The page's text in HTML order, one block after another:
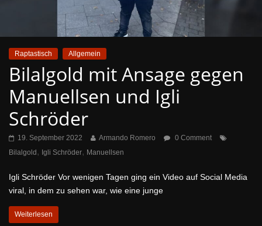
Raptastisch Allgemein
Bilalgold mit Ansage gegen
Manuellsen und Igli
Schröder
19. September 2022 Armando Romero
0 Comment
Bilalgold , Igli Schröder, Manuellsen
Igli Schröder Vor wenigen Tagen ging ein Video auf Social Media
viral, in dem zu sehen war, wie eine junge
Weiterlesen